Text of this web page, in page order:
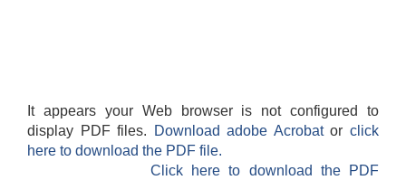
It appears your Web browser is not configured to
display PDF files.
Download adobe Acrobatorclick
here to download the PDF file.
Click here to download the PDF